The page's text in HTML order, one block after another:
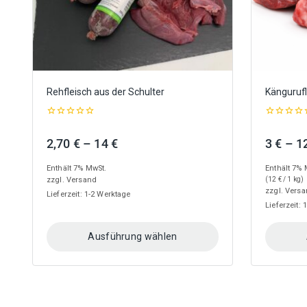
Produktseite
gewählt
Rehfleisch aus der Schulter
of
2,70 € – 14€Preisspanne:
14 €
Enthält 7% MwSt.
zzgl. Versand
Lieferzeit: 1-2 Werktage
Ausführung wählen
of
3€ –
Enthält 7%
(12 €/ 1 kg)
zzgl.
Lieferzeit: